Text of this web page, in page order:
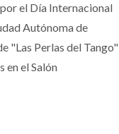
el Día Internacional
Autónoma de
"Las Perlas del Tango"
en el Salón